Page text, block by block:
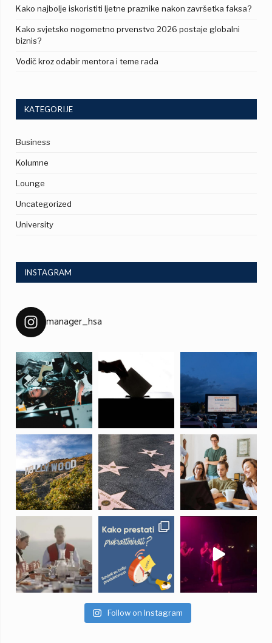
Kako najbolje iskoristiti ljetne praznike nakon završetka faksa?
Kako svjetsko nogometno prvenstvo 2026 postaje globalni
biznis?
Vodič kroz odabir mentora i teme rada
KATEGORIJE
Business
Kolumne
Lounge
Uncategorized
University
INSTAGRAM
manager_hsa
Follow on Instagram